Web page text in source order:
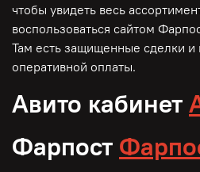
чтобы увидеть весь
воспользоваться сайтом
Там есть защищенные сделки и
оперативной оплаты.
Авито кабинет
Фарпост